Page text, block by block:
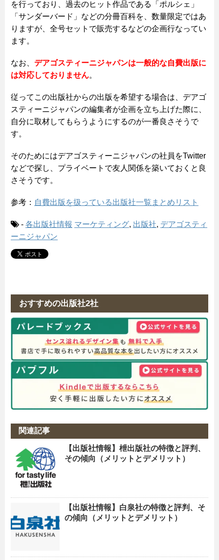
を行っており、過去のヒット作品である「ポルシェ」
「サンダーバード」などの分冊百科を、数量限定ではあ
りますが、全号セットで販売するなどの企画行なってい
ます。
なお、 デアゴスティーニジャパンは一般的な自費出版に
は対応しておりません。
従ってこの出版社からの出版を希望する場合は、デアゴ
スティーニジャパンの編集者が企画を立ち上げた際に、
自分に取材してもらうようにするのが一番良さそうで
す。
そのためにはデアゴスティーニジャパンの社員をTwitter
などで探し、プライベートで友人関係を築いておくと良
さそうです。
参考： 自費出版を扱っている出版社一覧まとめリスト
- 各出版社情報 マーケティング, 出版社, デアゴスティ
ーニジャパン
おすすめの出版社2社
関連記事
【出版社情報】枻出版社の特徴と評判、
その傾向（メリットとデメリット）
【出版社情報】白泉社の特徴と評判、そ
の傾向（メリットとデメリット）